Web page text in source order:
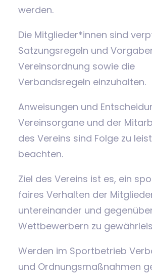
werden.
Die Mitglieder*innen sind
Satzungsregeln und
Vereinsordnung sowie die
Verbandsregeln einzuhalten.
Anweisungen und
Vereinsorgane und der
des Vereins sind Folge zu
beachten.
Ziel des Vereins ist es, ein
faires Verhalten der
untereinander und
Wettbewerbern zu
Werden im Sportbetrieb
und Ordnungsmaßnahmen